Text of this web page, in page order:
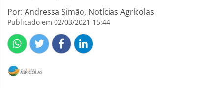
Por: Andressa Simão, Notícias Agrícolas
Publicado em 02/03/2021 15:44